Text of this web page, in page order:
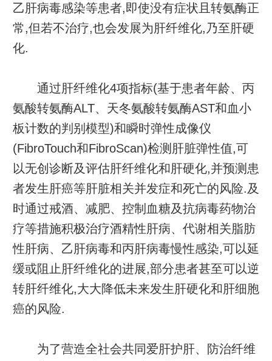
乙肝病毒感染等患者,即使没有症状且转氨酶正
常,但若不治疗,也会发展为肝纤维化,乃至肝硬
化.
通过肝纤维化4项指标(基于患者年龄、丙
氨酸转氨酶ALT、天冬氨酸转氨酶AST和血小
板计数的判别模型)和瞬时弹性成像仪
(FibroTouch和FibroScan)检测肝脏弹性值,可
以无创诊断及评估肝纤维化和肝硬化,并预测患
者发生肝癌等肝脏相关并发症和死亡的风险.及
时通过戒酒、减肥、控制血糖及抗病毒药物治
疗等措施积极治疗酒精性肝病、代谢相关脂肪
性肝病、乙肝病毒和丙肝病毒慢性感染,可以延
缓或阻止肝纤维化的进展,部分患者甚至可以逆
转肝纤维化,大大降低未来发生肝硬化和肝细胞
癌的风险.
为了营造全社会共同爱肝护肝、防治纤维